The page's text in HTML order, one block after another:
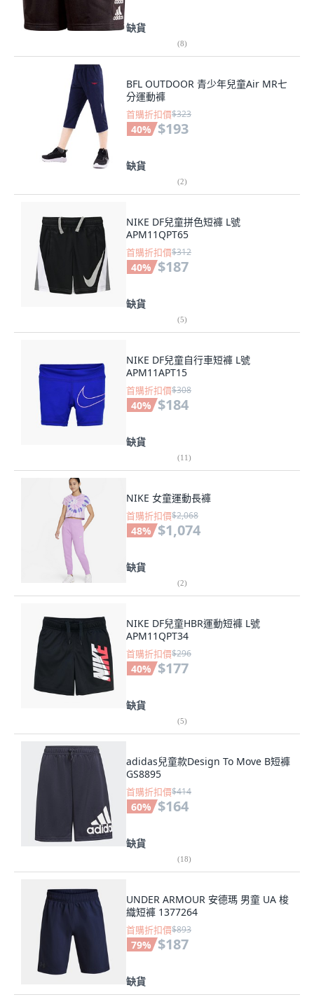
缺貨
(8)
BFL OUTDOOR 青少年兒童Air MR七
分運動褲
首購折扣價$323
40% $193
缺貨
(2)
NIKE DF兒童拼色短褲 L號
APM11QPT65
首購折扣價$312
40% $187
缺貨
(5)
NIKE DF兒童自行車短褲 L號
APM11APT15
首購折扣價$308
40% $184
缺貨
(11)
NIKE 女童運動長褲
首購折扣價$2,068
48% $1,074
缺貨
(2)
NIKE DF兒童HBR運動短褲 L號
APM11QPT34
首購折扣價$296
40% $177
缺貨
(5)
adidas兒童款Design To Move B短褲
GS8895
首購折扣價$414
60% $164
缺貨
(18)
UNDER ARMOUR 安德瑪 男童 UA 梭
織短褲 1377264
首購折扣價$893
79% $187
缺貨